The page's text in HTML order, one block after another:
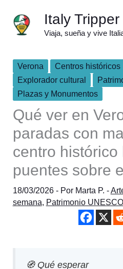
contenido
Italy Tripper
Viaja, sueña y vive
Verona Centros históricos
Explorador cultural
Plazas y Monumentos
Qué ver en
paradas con
centro histórico
puentes sobre
18/03/2026 - Por Marta P. -
semana, Patrimonio UNESCO
🧭 Qué esperar